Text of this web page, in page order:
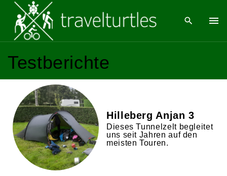
Testberichte
Hilleberg Anjan 3
Dieses Tunnelzelt begleitet
uns seit Jahren auf den
meisten Touren.